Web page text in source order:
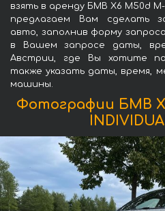
взять в аренду БМВ X6 M50d M-
предлагаем Вам сделать
авто, заполнив форму
в Вашем запросе даты,
Австрии, где Вы хотите
также указать даты, время,
машины.
Фотографии БМВ